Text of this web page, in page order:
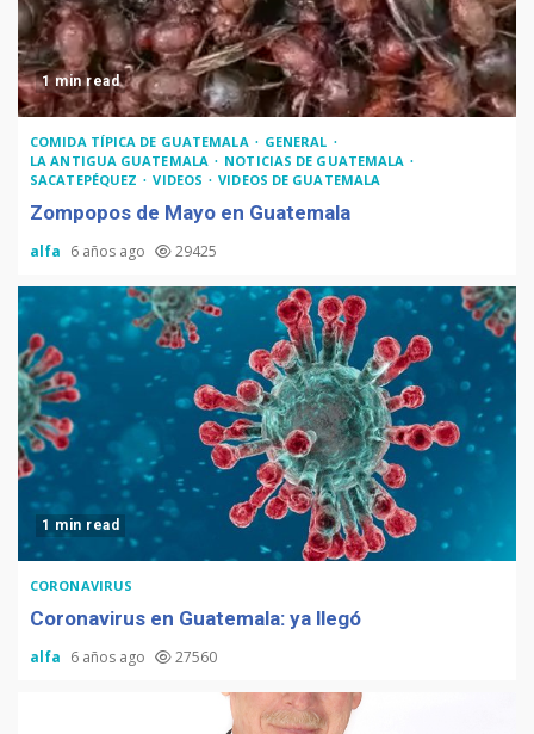
1 min read
COMIDA TÍPICA DE GUATEMALA
GENERAL
LA ANTIGUA GUATEMALA
NOTICIAS DE GUATEMALA
SACATEPÉQUEZ
VIDEOS VIDEOS DE GUATEMALA
Zompopos de Mayo en Guatemala
alfa 6 años ago 29425
1 min read
CORONAVIRUS
Coronavirus en Guatemala: ya llegó
alfa 6 años ago 27560